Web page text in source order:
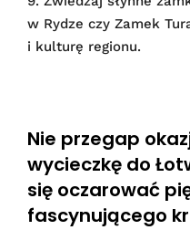
w Rydze czy Zamek
i kulturę regionu.
Nie przegap
wycieczkę do
się oczarować
fascynującego